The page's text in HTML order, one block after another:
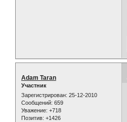
Adam Taran
Участник
Зарегистрирован: 25-12-2010
Сообщений: 659
Уважение: +718
Позитив: +1426